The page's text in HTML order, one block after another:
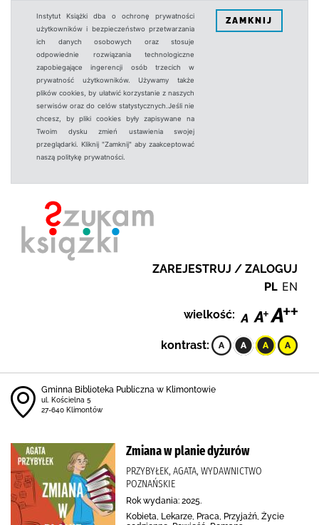
Instytut Książki dba o ochronę prywatności
użytkowników i bezpieczeństwo przetwarzania
ich danych osobowych oraz stosuje
odpowiednie rozwiązania technologiczne
zapobiegające ingerencji osób trzecich w
prywatność użytkowników. Używamy także
plików cookies, by ułatwić korzystanie z naszych
serwisów oraz do celów statystycznych.Jeśli nie
chcesz, by pliki cookies były zapisywane na
Twoim dysku zmień ustawienia swojej
przeglądarki. Kliknij "Zamknij" aby zaakceptować
naszą politykę prywatności.
ZAMKNIJ
ZAREJESTRUJ / ZALOGUJ
PL EN
wielkość:
kontrast:
Gminna Biblioteka Publiczna w Klimontowie
ul. Kościelna 5
27-640 Klimontów
Zmiana w planie dyżurów
PRZYBYŁEK, AGATA, WYDAWNICTWO
POZNAŃSKIE
Rok wydania: 2025.
Kobieta, Lekarze, Praca, Przyjaźń, Życie